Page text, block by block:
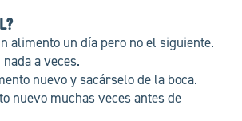
alimento un día pero no el siguiente.
a veces.
nuevo y sacárselo de la boca.
nuevo muchas veces antes de